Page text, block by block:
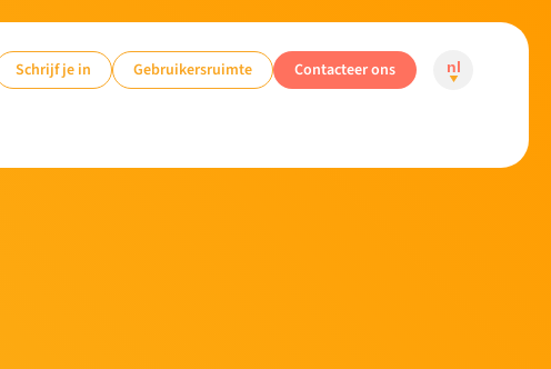
Schrijf je in Gebruikersruimte Contacteer ons nl